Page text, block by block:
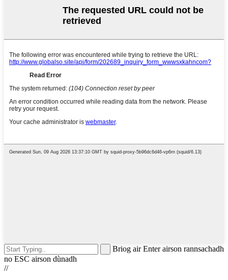
Briog air Enter airson rannsachadh
no ESC airson dùnadh
//